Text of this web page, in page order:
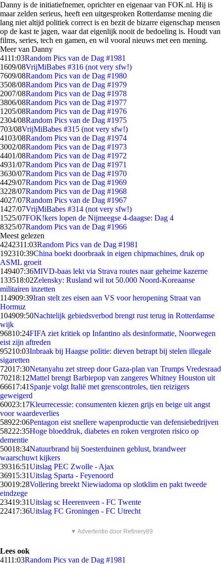
Danny is de initiatiefnemer, oprichter en eigenaar van FOK.nl. Hij is
maar zelden serieus, heeft een uitgesproken Rotterdamse mening die
lang niet altijd politiek correct is en bezit de bizarre eigenschap mensen
op de kast te jagen, waar dat eigenlijk nooit de bedoeling is. Houdt van
films, series, tech en gamen, en wil vooral nieuws met een mening.
Meer van Danny
4111:03Random Pics van de Dag #1981
1609/08VrijMiBabes #316 (not very sfw!)
7609/08Random Pics van de Dag #1980
3508/08Random Pics van de Dag #1979
2007/08Random Pics van de Dag #1978
3806/08Random Pics van de Dag #1977
1205/08Random Pics van de Dag #1976
2304/08Random Pics van de Dag #1975
703/08VrijMiBabes #315 (not very sfw!)
4103/08Random Pics van de Dag #1974
3002/08Random Pics van de Dag #1973
4401/08Random Pics van de Dag #1972
4931/07Random Pics van de Dag #1971
3630/07Random Pics van de Dag #1970
4429/07Random Pics van de Dag #1969
3228/07Random Pics van de Dag #1968
4027/07Random Pics van de Dag #1967
1427/07VrijMiBabes #314 (not very sfw!)
1525/07FOK!kers lopen de Nijmeegse 4-daagse: Dag 4
8325/07Random Pics van de Dag #1966
Meest gelezen
4242311:03Random Pics van de Dag #1981
192310:39China boekt doorbraak in eigen chipmachines, druk op
ASML groeit
149407:36MIVD-baas lekt via Strava routes naar geheime kazerne
133518:02Zelensky: Rusland wil tot 50.000 Noord-Koreaanse
militairen inzetten
114909:39Iran stelt zes eisen aan VS voor heropening Straat van
Hormuz
104909:50Nachtelijk gebiedsverbod brengt rust terug in Rotterdamse
wijk
96810:24FIFA ziet kritiek op Infantino als desinformatie, Noorwegen
eist zijn aftreden
95210:03Inbraak bij Haagse politie: dieven betrapt bij stelen illegale
sigaretten
72017:30Netanyahu zet streep door Gaza-plan van Trumps Vredesraad
70218:12Mattel brengt Barbiepop van zangeres Whitney Houston uit
66617:41 Spanje volgt Italië met grenscontroles, tien reizigers
geweigerd
60023:17Kleurrecessie: consumenten kiezen grijs en beige uit angst
voor waardeverlies
58922:06Pentagon eist snellere wapenproductie van defensiebedrijven
58222:35Hoge bloeddruk, diabetes en roken vergroten risico op
dementie
50018:34Natuurbrand bij Soesterduinen geblust, brandweer
waarschuwt kijkers
39316:51Uitslag PEC Zwolle - Ajax
36915:31Uitslag Sparta - Feyenoord
30019:28Vollering breekt Niewiadoma op slotklim en pakt tweede
eindzege
23419:31Uitslag sc Heerenveen - FC Twente
22417:36Uitslag FC Groningen - FC Utrecht
▼ Advertentie door Refinery89
Lees ook
4111:03Random Pics van de Dag #1981